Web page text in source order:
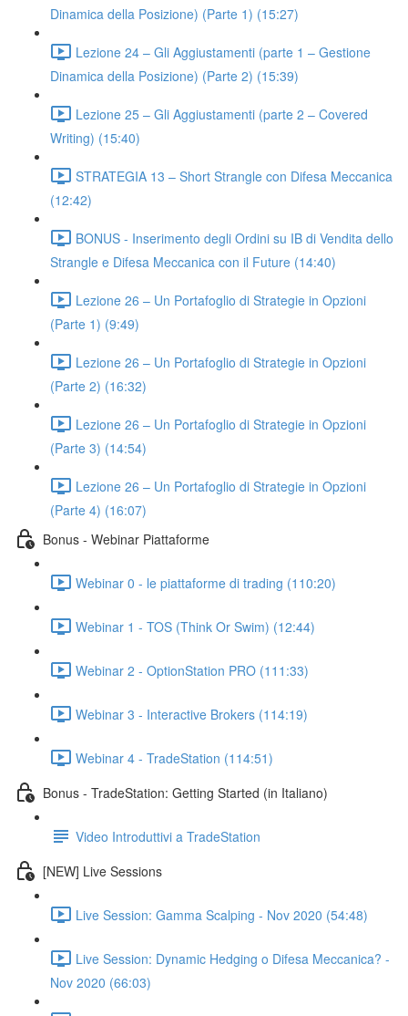
Dinamica della Posizione) (Parte 1) (15:27)
Lezione 24 – Gli Aggiustamenti (parte 1 – Gestione
Dinamica della Posizione) (Parte 2) (15:39)
Lezione 25 – Gli Aggiustamenti (parte 2 – Covered
Writing) (15:40)
STRATEGIA 13 – Short Strangle con Difesa Meccanica
(12:42)
BONUS - Inserimento degli Ordini su IB di Vendita dello
Strangle e Difesa Meccanica con il Future (14:40)
Lezione 26 – Un Portafoglio di Strategie in Opzioni
(Parte 1) (9:49)
Lezione 26 – Un Portafoglio di Strategie in Opzioni
(Parte 2) (16:32)
Lezione 26 – Un Portafoglio di Strategie in Opzioni
(Parte 3) (14:54)
Lezione 26 – Un Portafoglio di Strategie in Opzioni
(Parte 4) (16:07)
Bonus - Webinar Piattaforme
Webinar 0 - le piattaforme di trading (110:20)
Webinar 1 - TOS (Think Or Swim) (12:44)
Webinar 2 - OptionStation PRO (111:33)
Webinar 3 - Interactive Brokers (114:19)
Webinar 4 - TradeStation (114:51)
Bonus - TradeStation: Getting Started (in Italiano)
Video Introduttivi a TradeStation
[NEW] Live Sessions
Live Session: Gamma Scalping - Nov 2020 (54:48)
Live Session: Dynamic Hedging o Difesa Meccanica? -
Nov 2020 (66:03)